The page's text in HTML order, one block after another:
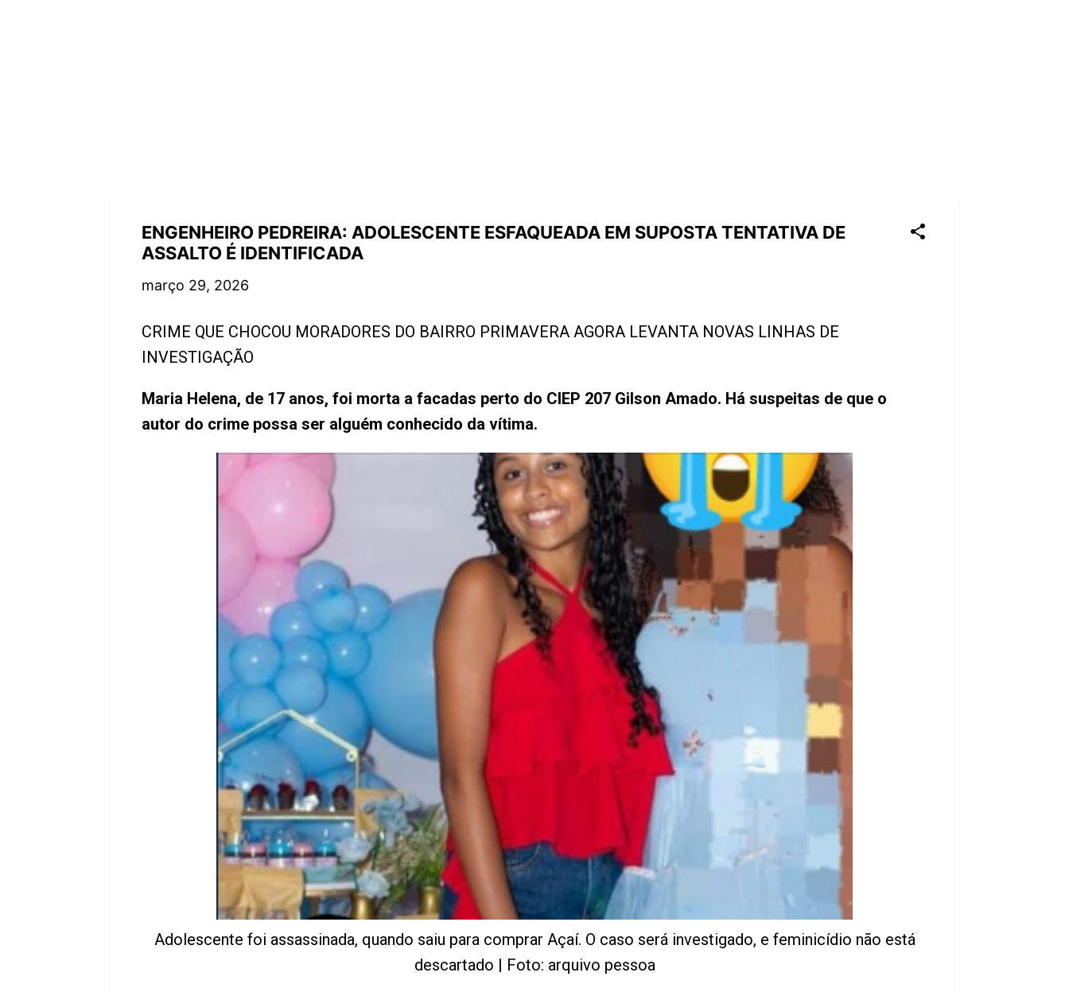
ENGENHEIRO PEDREIRA: ADOLESCENTE ESFAQUEADA EM SUPOSTA TENTATIVA DE
ASSALTO É IDENTIFICADA
março 29, 2026
CRIME QUE CHOCOU MORADORES DO BAIRRO PRIMAVERA AGORA LEVANTA NOVAS LINHAS DE
INVESTIGAÇÃO
Maria Helena, de 17 anos, foi morta a facadas perto do CIEP 207 Gilson Amado. Há suspeitas de que o
autor do crime possa ser alguém conhecido da vítima.
Adolescente foi assassinada, quando saiu para comprar Açaí. O caso será investigado, e feminicídio não está
descartado | Foto: arquivo pessoa